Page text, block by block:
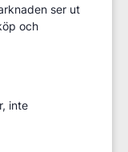
ser ut
och
inte